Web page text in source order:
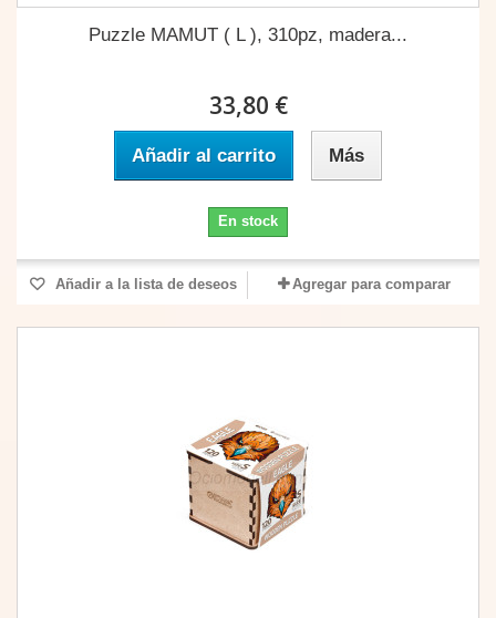
Puzzle MAMUT ( L ), 310pz, madera...
33,80 €
Añadir al carrito Más
En stock
Añadir a la lista de deseos Agregar para comparar